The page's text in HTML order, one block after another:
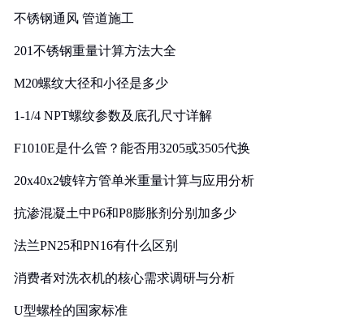
不锈钢通风 管道施工
201不锈钢重量计算方法大全
M20螺纹大径和小径是多少
1-1/4 NPT螺纹参数及底孔尺寸详解
F1010E是什么管？能否用3205或3505代换
20x40x2镀锌方管单米重量计算与应用分析
抗渗混凝土中P6和P8膨胀剂分别加多少
法兰PN25和PN16有什么区别
消费者对洗衣机的核心需求调研与分析
U型螺栓的国家标准